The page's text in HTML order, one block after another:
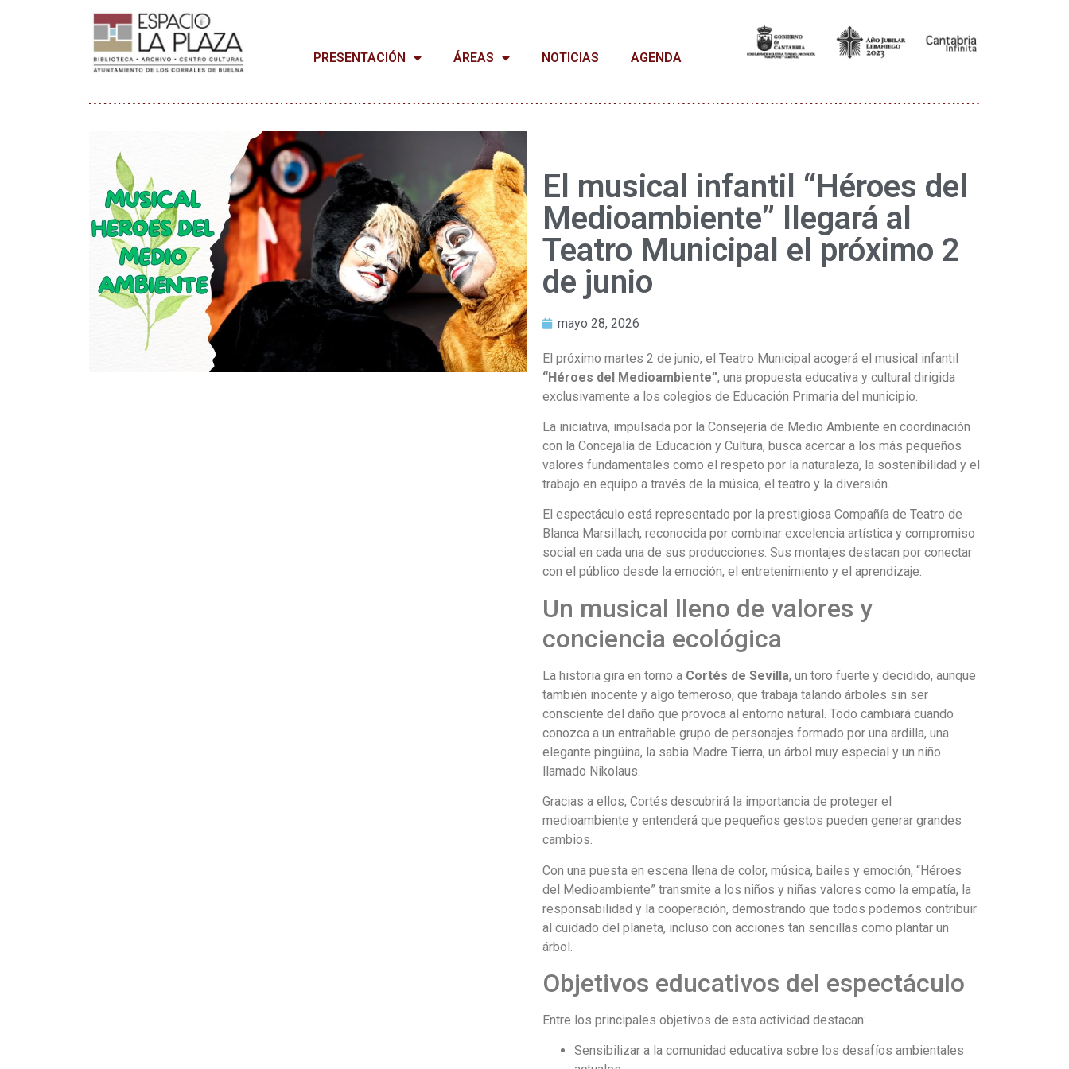
PRESENTACIÓN ÁREAS NOTICIAS AGENDA
El musical infantil “Héroes del
Medioambiente” llegará al
Teatro Municipal el próximo 2
de junio
mayo 28, 2026
El próximo martes 2 de junio, el Teatro Municipal acogerá el musical infantil
“Héroes del Medioambiente”, una propuesta educativa y cultural dirigida
exclusivamente a los colegios de Educación Primaria del municipio.
La iniciativa, impulsada por la Consejería de Medio Ambiente en coordinación
con la Concejalía de Educación y Cultura, busca acercar a los más pequeños
valores fundamentales como el respeto por la naturaleza, la sostenibilidad y el
trabajo en equipo a través de la música, el teatro y la diversión.
El espectáculo está representado por la prestigiosa Compañía de Teatro de
Blanca Marsillach, reconocida por combinar excelencia artística y compromiso
social en cada una de sus producciones. Sus montajes destacan por conectar
con el público desde la emoción, el entretenimiento y el aprendizaje.
Un musical lleno de valores y
conciencia ecológica
La historia gira en torno a Cortés de Sevilla, un toro fuerte y decidido, aunque
también inocente y algo temeroso, que trabaja talando árboles sin ser
consciente del daño que provoca al entorno natural. Todo cambiará cuando
conozca a un entrañable grupo de personajes formado por una ardilla, una
elegante pingüina, la sabia Madre Tierra, un árbol muy especial y un niño
llamado Nikolaus.
Gracias a ellos, Cortés descubrirá la importancia de proteger el
medioambiente y entenderá que pequeños gestos pueden generar grandes
cambios.
Con una puesta en escena llena de color, música, bailes y emoción, “Héroes
del Medioambiente” transmite a los niños y niñas valores como la empatía, la
responsabilidad y la cooperación, demostrando que todos podemos contribuir
al cuidado del planeta, incluso con acciones tan sencillas como plantar un
árbol.
Objetivos educativos del espectáculo
Entre los principales objetivos de esta actividad destacan:
Sensibilizar a la comunidad educativa sobre los desafíos ambientales